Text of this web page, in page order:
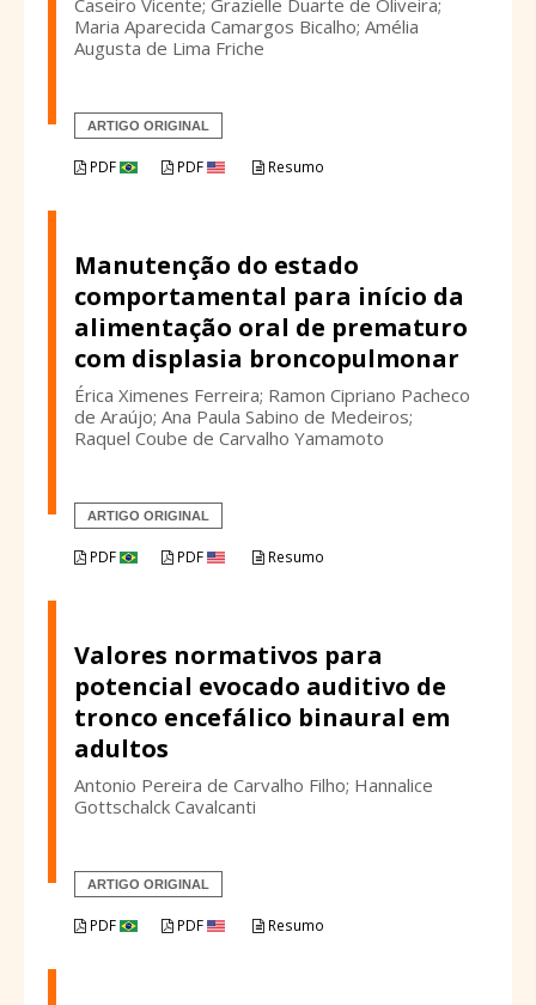
Maria Aparecida Camargos Bicalho; Amélia
Augusta de Lima Friche
ARTIGO ORIGINAL
PDF PDF Resumo
Manutenção do estado
comportamental para início da
alimentação oral de prematuro
com displasia broncopulmonar
Érica Ximenes Ferreira; Ramon Cipriano Pacheco
de Araújo; Ana Paula Sabino de Medeiros;
Raquel Coube de Carvalho Yamamoto
ARTIGO ORIGINAL
PDF PDF Resumo
Valores normativos para
potencial evocado auditivo de
tronco encefálico binaural em
adultos
Antonio Pereira de Carvalho Filho; Hannalice
Gottschalck Cavalcanti
ARTIGO ORIGINAL
PDF PDF Resumo